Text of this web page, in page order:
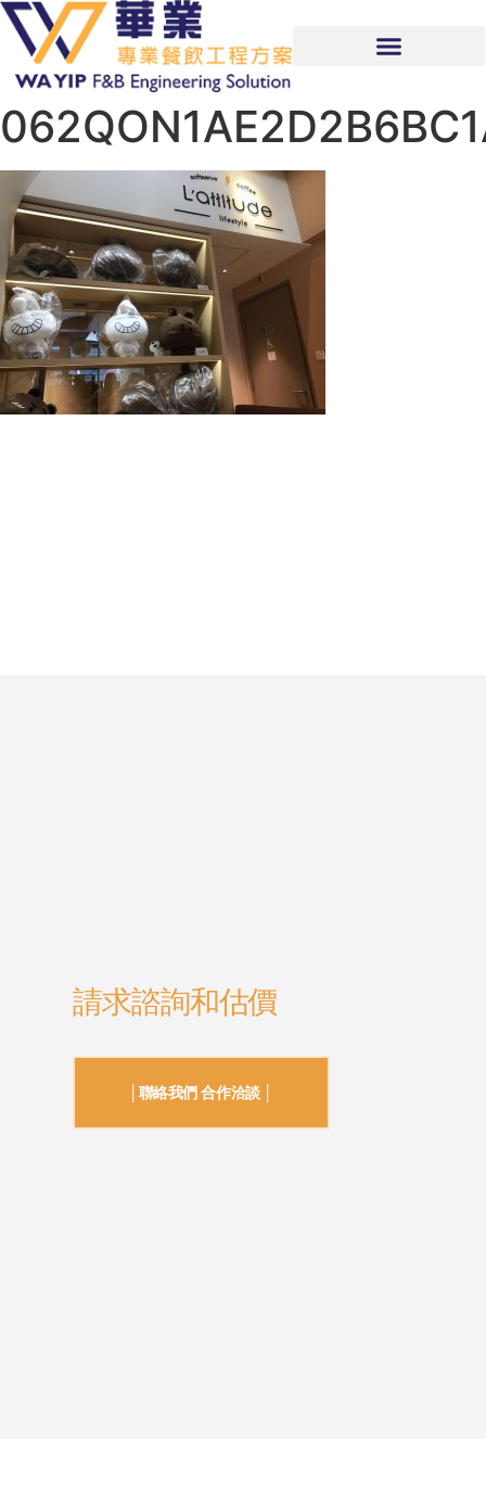
請求諮詢和估價
│聯絡我們 合作洽談 │